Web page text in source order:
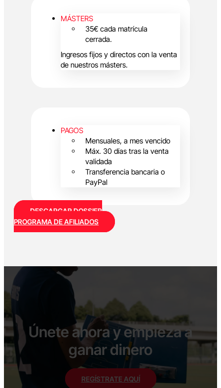
MÁSTERS
35€ cada matrícula
cerrada.
Ingresos fijos y directos con la venta
de nuestros másters.
PAGOS
Mensuales, a mes vencido
Máx. 30 días tras la venta
validada
Transferencia bancaria o
PayPal
DESCARGAR DOSSIER
PROGRAMA DE AFILIADOS
Únete ahora y empieza a
ganar dinero
REGÍSTRATE AQUÍ